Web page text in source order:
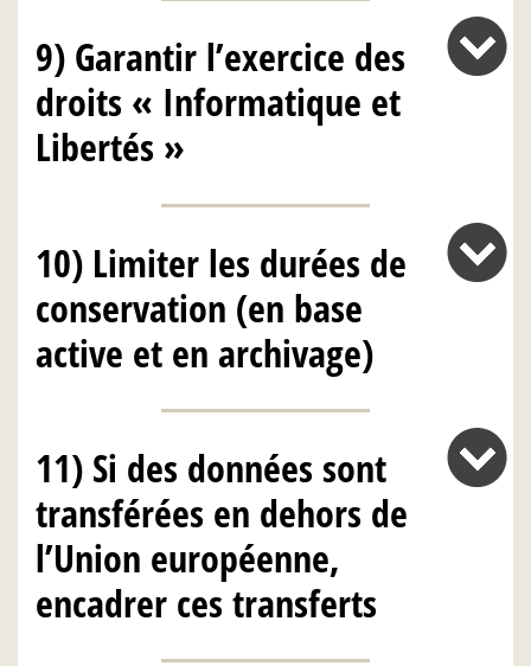
9) Garantir l’exercice des
droits « Informatique et
Libertés »
10) Limiter les durées de
conservation (en base
active et en archivage)
11) Si des données sont
transférées en dehors de
l’Union européenne,
encadrer ces transferts